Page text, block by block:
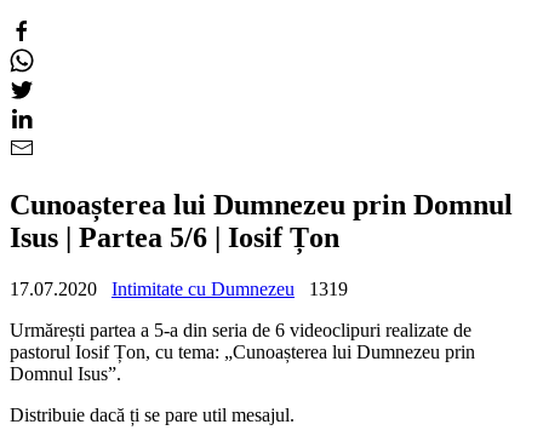
Cunoașterea lui Dumnezeu prin Domnul
Isus | Partea 5/6 | Iosif Țon
17.07.2020 Intimitate cu Dumnezeu
1319
Urmărești partea a 5-a din seria de 6 videoclipuri realizate de
pastorul Iosif Țon, cu tema: „Cunoașterea lui Dumnezeu prin
Domnul Isus”.
Distribuie dacă ți se pare util mesajul.